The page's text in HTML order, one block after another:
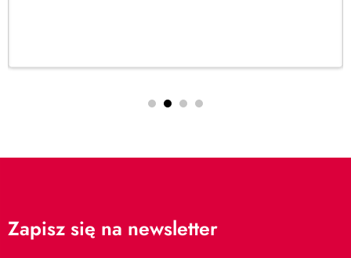
Zapisz się na newsletter